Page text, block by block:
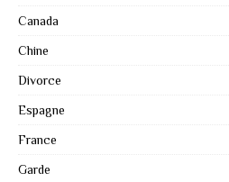
Canada
Chine
Divorce
Espagne
France
Garde